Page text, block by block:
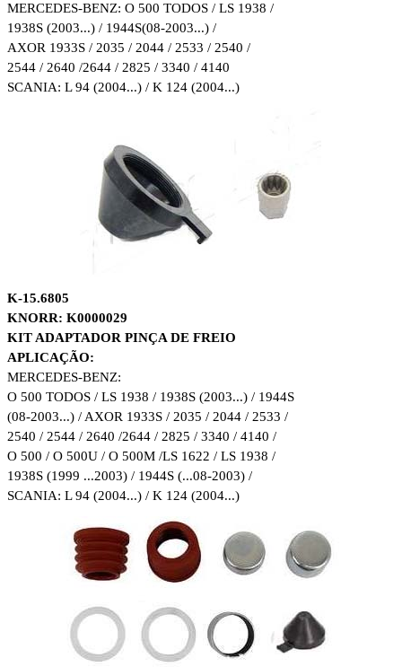
MERCEDES-BENZ: O 500 TODOS / LS 1938 /
1938S (2003...) / 1944S(08-2003...) /
AXOR 1933S / 2035 / 2044 / 2533 / 2540 /
2544 / 2640 /2644 / 2825 / 3340 / 4140
SCANIA: L 94 (2004...) / K 124 (2004...)
K-15.6805
KNORR: K0000029
KIT ADAPTADOR PINÇA DE FREIO
APLICAÇÃO:
MERCEDES-BENZ:
O 500 TODOS / LS 1938 / 1938S (2003...) / 1944S
(08-2003...) / AXOR 1933S / 2035 / 2044 / 2533 /
2540 / 2544 / 2640 /2644 / 2825 / 3340 / 4140 /
O 500 / O 500U / O 500M /LS 1622 / LS 1938 /
1938S (1999 ...2003) / 1944S (...08-2003) /
SCANIA: L 94 (2004...) / K 124 (2004...)